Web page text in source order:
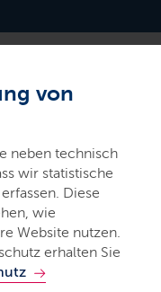
von
neben technisch
wir statistische
Diese
wie
Website nutzen.
erhalten Sie
und Natur